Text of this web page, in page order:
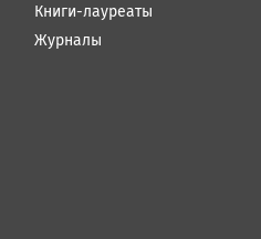
Книги-лауреаты
Журналы